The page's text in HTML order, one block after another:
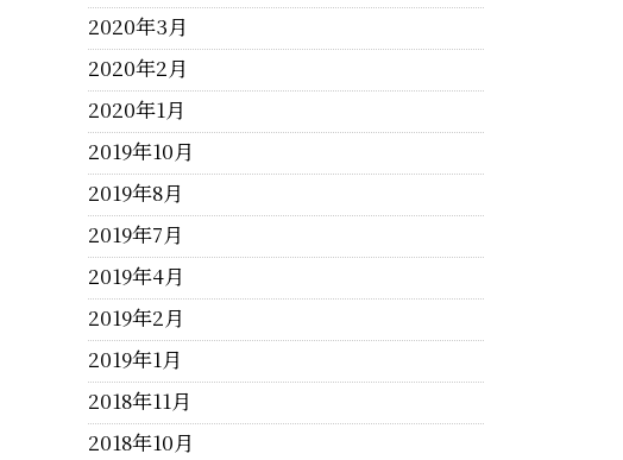
2020年3月
2020年2月
2020年1月
2019年10月
2019年8月
2019年7月
2019年4月
2019年2月
2019年1月
2018年11月
2018年10月